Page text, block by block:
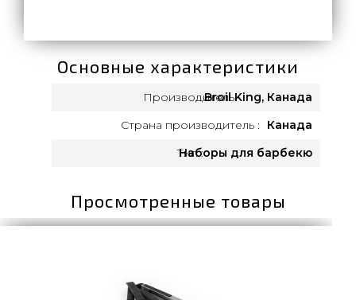
Основные характеристики
Производитель:Broil King, Канада
Страна производитель :
Канада
Тип :
Наборы для барбекю
Просмотренные товары